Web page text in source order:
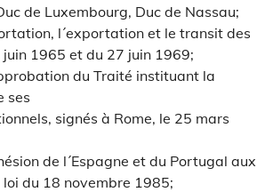
de Luxembourg, Duc de Nassau;
l´exportation et le transit des
1965 et du 27 juin 1969;
du Traité instituant la
ses
signés à Rome, le 25 mars
de l´Espagne et du Portugal aux
du 18 novembre 1985;